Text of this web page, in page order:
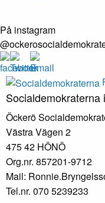
På instagram
Socialdemokraterna
Öckerö
Västra Vägen 2
475 42 HÖNÖ
Org.nr. 857201-9712
Mail:
Tel.nr. 070 5239233